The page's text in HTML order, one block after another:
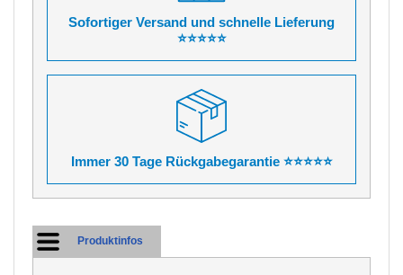
Sofortiger Versand und schnelle Lieferung
⭐⭐⭐⭐⭐
Immer 30 Tage Rückgabegarantie ⭐⭐⭐⭐⭐
Produktinfos